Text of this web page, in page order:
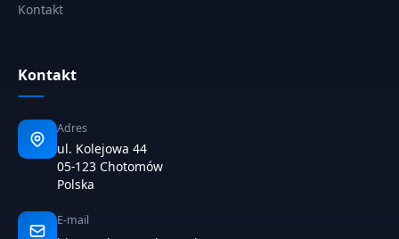
Kontakt
Kontakt
Adres
ul. Kolejowa 44
05-123 Chotomów
Polska
E-mail